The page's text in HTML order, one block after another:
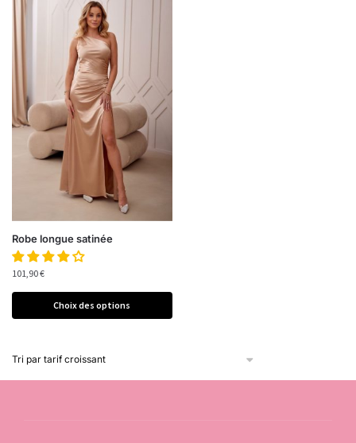
Robe longue satinée
101,90€
Choix des options